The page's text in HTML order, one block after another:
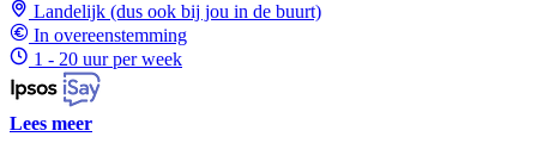
Landelijk (dus ook bij jou in de buurt)
In overeenstemming
1 - 20 uur per week
Lees meer